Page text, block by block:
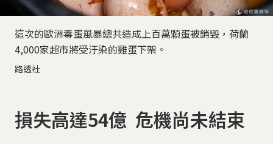
這次的歐洲毒蛋風暴總共造成上百萬顆蛋被銷毀，荷蘭
4,000家超市將受汙染的雞蛋下架。
路透社
損失高達54億 危機尚未結束